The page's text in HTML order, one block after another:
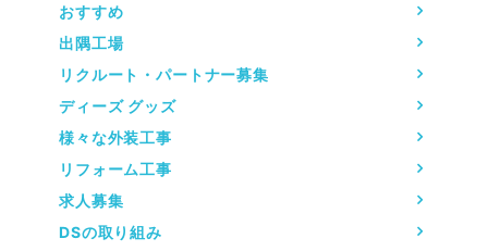
おすすめ
出隅工場
リクルート・パートナー募集
ディーズ グッズ
様々な外装工事
リフォーム工事
求人募集
DSの取り組み